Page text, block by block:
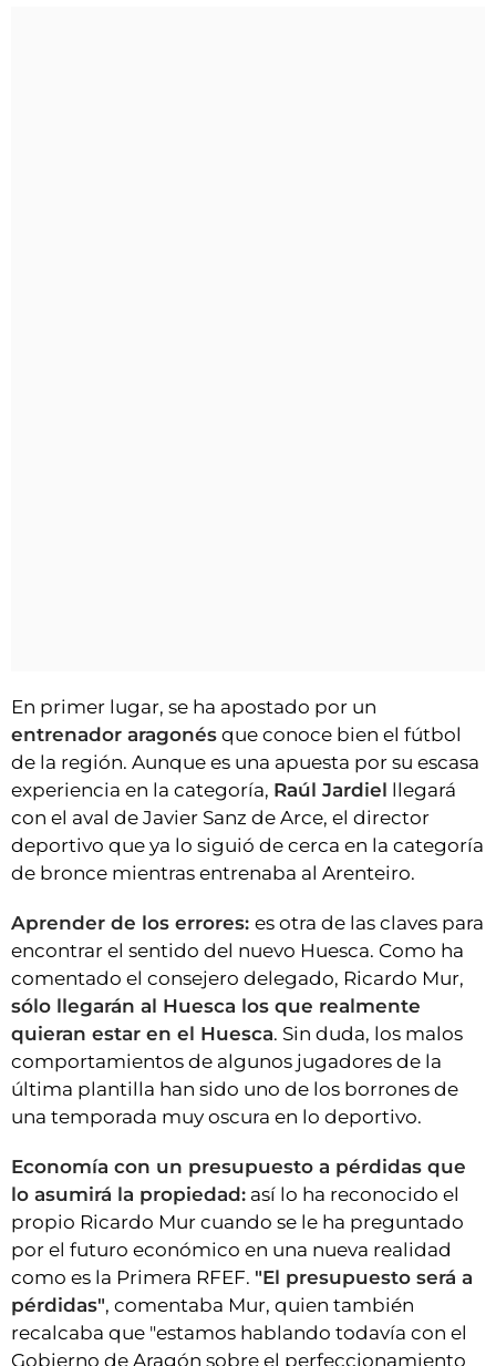
En primer lugar, se ha apostado por un
entrenador aragonés que conoce bien el fútbol
de la región. Aunque es una apuesta por su escasa
experiencia en la categoría, Raúl Jardiel llegará
con el aval de Javier Sanz de Arce, el director
deportivo que ya lo siguió de cerca en la categoría
de bronce mientras entrenaba al Arenteiro.
Aprender de los errores: es otra de las claves para
encontrar el sentido del nuevo Huesca. Como ha
comentado el consejero delegado, Ricardo Mur,
sólo llegarán al Huesca los que realmente
quieran estar en el Huesca. Sin duda, los malos
comportamientos de algunos jugadores de la
última plantilla han sido uno de los borrones de
una temporada muy oscura en lo deportivo.
Economía con un presupuesto a pérdidas que
lo asumirá la propiedad: así lo ha reconocido el
propio Ricardo Mur cuando se le ha preguntado
por el futuro económico en una nueva realidad
como es la Primera RFEF. "El presupuesto será a
pérdidas", comentaba Mur, quien también
recalcaba que "estamos hablando todavía con el
Gobierno de Aragón sobre el perfeccionamiento